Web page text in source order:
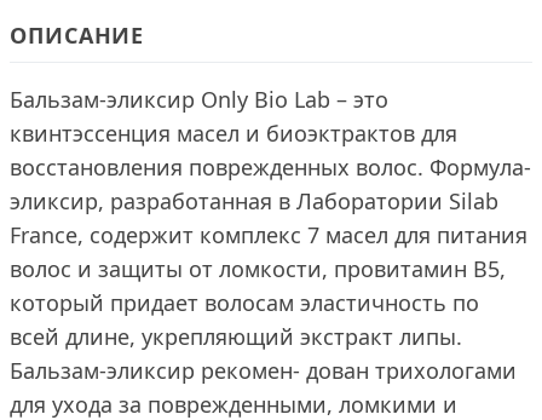
ОПИСАНИЕ
Бальзам-эликсир Only Bio Lab – это
квинтэссенция масел и биоэктрактов для
восстановления поврежденных волос. Формула-
эликсир, разработанная в Лаборатории Silab
France, содержит комплекс 7 масел для питания
волос и защиты от ломкости, провитамин В5,
который придает волосам эластичность по
всей длине, укрепляющий экстракт липы.
Бальзам-эликсир рекомен- дован трихологами
для ухода за поврежденными, ломкими и